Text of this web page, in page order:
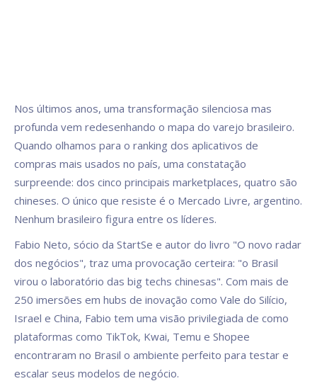
Nos últimos anos, uma transformação silenciosa mas
profunda vem redesenhando o mapa do varejo brasileiro.
Quando olhamos para o ranking dos aplicativos de
compras mais usados no país, uma constatação
surpreende: dos cinco principais marketplaces, quatro são
chineses. O único que resiste é o Mercado Livre, argentino.
Nenhum brasileiro figura entre os líderes.
Fabio Neto, sócio da StartSe e autor do livro "O novo radar
dos negócios", traz uma provocação certeira: "o Brasil
virou o laboratório das big techs chinesas". Com mais de
250 imersões em hubs de inovação como Vale do Silício,
Israel e China, Fabio tem uma visão privilegiada de como
plataformas como TikTok, Kwai, Temu e Shopee
encontraram no Brasil o ambiente perfeito para testar e
escalar seus modelos de negócio.